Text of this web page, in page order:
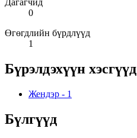
Дагагчид
0
Өгөгдлийн бүрдлүүд
1
Бүрэлдэхүүн хэсгүүд
Жендэр - 1
Бүлгүүд